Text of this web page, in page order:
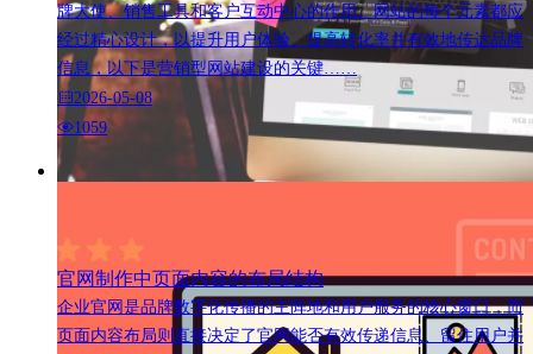
牌大使、销售工具和客户互动中心的作用。网站的每个元素都应
经过精心设计，以提升用户体验、提高转化率并有效地传达品牌
信息，以下是营销型网站建设的关键……
2026-05-08
1059
官网制作中页面内容的布局结构
企业官网是品牌数字化传播的主阵地和用户服务的核心窗口，而
页面内容布局则直接决定了官网能否有效传递信息、留住用户并